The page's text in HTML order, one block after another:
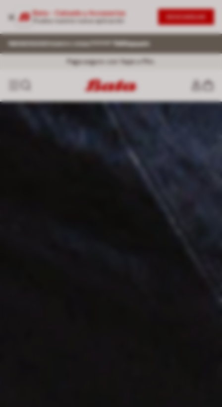
Bata - Calzado y Accesorios
Prueba nuestra nueva aplicación
Único sitio oficial de Bata.Ver comunicado
Paga en 3 o 6 cuotas sin interés BCP, BBVA, IBK
Envío regular ¡GRATIS! desde S/199.
Paga seguro con Yape o Plin.